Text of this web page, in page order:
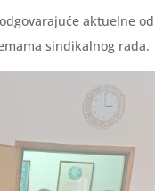
aktuelne
sindikalnog rada.